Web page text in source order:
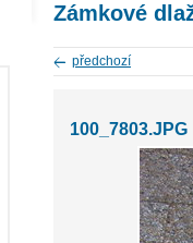
Zámkové
předchozí
100_7803.JPG